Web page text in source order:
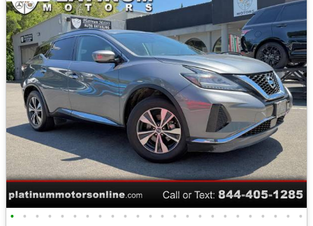
• • • • • • • • • • • • • • • • • • • • • • • •